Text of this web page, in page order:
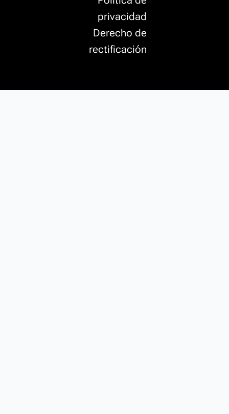
privacidad
Derecho de
rectificación